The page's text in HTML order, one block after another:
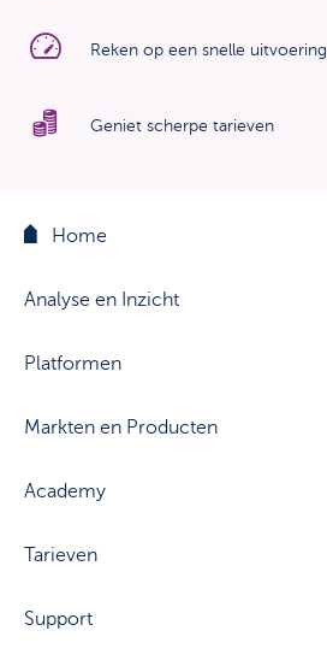
Reken op een snelle uitvoering
Geniet scherpe tarieven
Home
Analyse en Inzicht
Platformen
Markten en Producten
Academy
Tarieven
Support